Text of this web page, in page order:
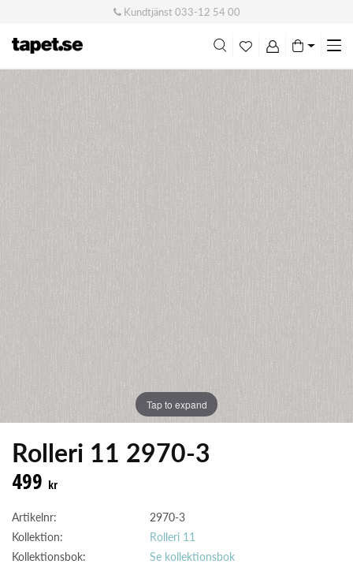
Kundtjänst033-12 54 00
Tap to expand
Rolleri 11 2970-3
499 kr
Artikelnr:
2970-3
Kollektion:
Rolleri 11
Kollektionsbok:
Se kollektionsbok